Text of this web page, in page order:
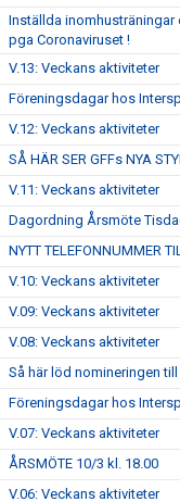
Inställda
pga Coronaviruset !
V.13: Veckans aktiviteter
Föreningsdagar hos
V.12: Veckans aktiviteter
SÅ HÄR SER GFFs NYA
V.11: Veckans aktiviteter
Dagordning Årsmöte
NYTT TELEFONNUMMER
V.10: Veckans aktiviteter
V.09: Veckans aktiviteter
V.08: Veckans aktiviteter
Så här löd nomineringen
Föreningsdagar hos
V.07: Veckans aktiviteter
ÅRSMÖTE 10/3 kl. 18.00
V.06: Veckans aktiviteter